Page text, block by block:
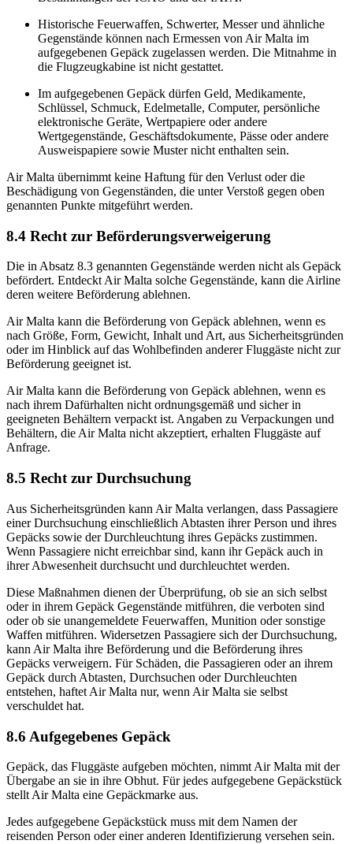
Historische Feuerwaffen, Schwerter, Messer und ähnliche
Gegenstände können nach Ermessen von Air Malta im
aufgegebenen Gepäck zugelassen werden. Die Mitnahme in
die Flugzeugkabine ist nicht gestattet.
Im aufgegebenen Gepäck dürfen Geld, Medikamente,
Schlüssel, Schmuck, Edelmetalle, Computer, persönliche
elektronische Geräte, Wertpapiere oder andere
Wertgegenstände, Geschäftsdokumente, Pässe oder andere
Ausweispapiere sowie Muster nicht enthalten sein.
Air Malta übernimmt keine Haftung für den Verlust oder die
Beschädigung von Gegenständen, die unter Verstoß gegen oben
genannten Punkte mitgeführt werden.
8.4 Recht zur Beförderungsverweigerung
Die in Absatz 8.3 genannten Gegenstände werden nicht als Gepäck
befördert. Entdeckt Air Malta solche Gegenstände, kann die Airline
deren weitere Beförderung ablehnen.
Air Malta kann die Beförderung von Gepäck ablehnen, wenn es
nach Größe, Form, Gewicht, Inhalt und Art, aus Sicherheitsgründen
oder im Hinblick auf das Wohlbefinden anderer Fluggäste nicht zur
Beförderung geeignet ist.
Air Malta kann die Beförderung von Gepäck ablehnen, wenn es
nach ihrem Dafürhalten nicht ordnungsgemäß und sicher in
geeigneten Behältern verpackt ist. Angaben zu Verpackungen und
Behältern, die Air Malta nicht akzeptiert, erhalten Fluggäste auf
Anfrage.
8.5 Recht zur Durchsuchung
Aus Sicherheitsgründen kann Air Malta verlangen, dass Passagiere
einer Durchsuchung einschließlich Abtasten ihrer Person und ihres
Gepäcks sowie der Durchleuchtung ihres Gepäcks zustimmen.
Wenn Passagiere nicht erreichbar sind, kann ihr Gepäck auch in
ihrer Abwesenheit durchsucht und durchleuchtet werden.
Diese Maßnahmen dienen der Überprüfung, ob sie an sich selbst
oder in ihrem Gepäck Gegenstände mitführen, die verboten sind
oder ob sie unangemeldete Feuerwaffen, Munition oder sonstige
Waffen mitführen. Widersetzen Passagiere sich der Durchsuchung,
kann Air Malta ihre Beförderung und die Beförderung ihres
Gepäcks verweigern. Für Schäden, die Passagieren oder an ihrem
Gepäck durch Abtasten, Durchsuchen oder Durchleuchten
entstehen, haftet Air Malta nur, wenn Air Malta sie selbst
verschuldet hat.
8.6 Aufgegebenes Gepäck
Gepäck, das Fluggäste aufgeben möchten, nimmt Air Malta mit der
Übergabe an sie in ihre Obhut. Für jedes aufgegebene Gepäckstück
stellt Air Malta eine Gepäckmarke aus.
Jedes aufgegebene Gepäckstück muss mit dem Namen der
reisenden Person oder einer anderen Identifizierung versehen sein.